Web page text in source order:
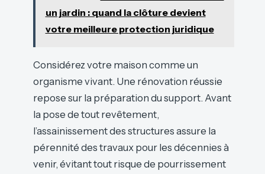
un jardin : quand la clôture devient
votre meilleure protection juridique
Considérez votre maison comme un
organisme vivant. Une rénovation réussie
repose sur la préparation du support. Avant
la pose de tout revêtement,
l’assainissement des structures assure la
pérennité des travaux pour les décennies à
venir, évitant tout risque de pourrissement